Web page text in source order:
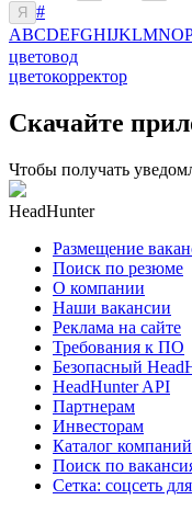
Я
#
ABCDEFGHIJKLMNO
цветовод
цветокорректор
Скачайте
Чтобы получать
HeadHunter
Размещение
Поиск по резюме
О компании
Наши вакансии
Реклама на сайте
Требования к ПО
Безопасный
HeadHunter API
Партнерам
Инвесторам
Каталог компаний
Поиск по
Сетка: соцсеть